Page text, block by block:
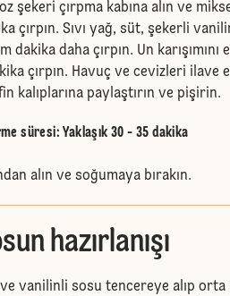
şekeri çırpma kabına alın ve
çırpın. Sıvı yağ, süt, şekerli
dakika daha çırpın. Un
çırpın. Havuç ve cevizleri ilave
kalıplarına paylaştırın ve pişirin.
süresi: Yaklaşık 30 - 35 dakika
alın ve soğumaya bırakın.
hazırlanışı
vanilinli sosu tencereye alıp orta